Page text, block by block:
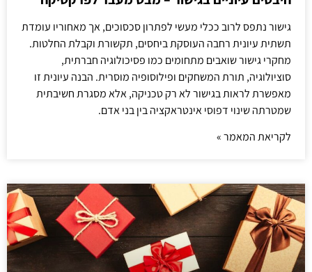
גישור נתפס לרוב ככלי מעשי לפתרון סכסוכים, אך מאחוריו עומדת
תשתית עיונית רחבה העוסקת ביחסים, תקשורת וקבלת החלטות.
מחקרי גישור שואבים מתחומים כמו פסיכולוגיה חברתית,
סוציולוגיה, תורת המשחקים ופילוסופיה מוסרית. הבנה עיונית זו
מאפשרת לראות בגישור לא רק טכניקה, אלא מסגרת חשיבתית
שמטרתה שינוי דפוסי אינטראקציה בין בני אדם.
לקריאת המאמר »